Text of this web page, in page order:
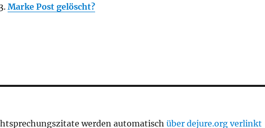
Marke Post gelöscht?
werden automatischüber dejure.org verlinkt